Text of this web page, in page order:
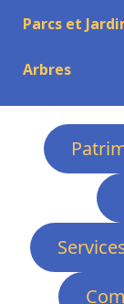
Parcs et
Arbres